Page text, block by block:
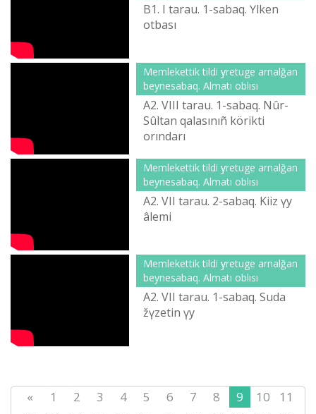
B1. І tarau. 1-sabaq. Үlken
otbası
Memlekettіk tіldі үyretuge arnalğan
beynesabaq. Almatı oblısı
A2. VІІІ tarau. 1-sabaq. Nûr-
Sûltan qalasınıñ körіktі
orındarı
Memlekettіk tіldі үyretuge arnalğan
beynesabaq. Almatı oblısı
A2. VІІ tarau. 2-sabaq. Kiіz үy
âlemі
Memlekettіk tіldі үyretuge arnalğan
beynesabaq. Almatı oblısı
A2. VІІ tarau. 1-sabaq. Suda
žүzetіn үy
« 1 2 3 4 5 6 7 8 9 10
11